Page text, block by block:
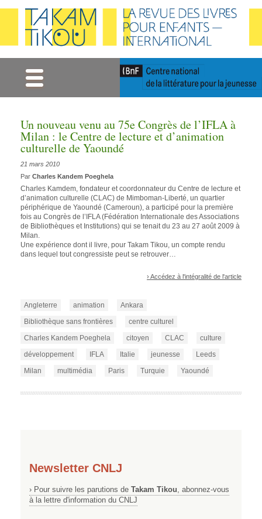
Un nouveau venu au 75e Congrès de l’IFLA à
Milan : le Centre de lecture et d’animation
culturelle de Yaoundé
21 mars 2010
Par Charles Kandem Poeghela
Charles Kamdem, fondateur et coordonnateur du Centre de lecture et
d’animation culturelle (CLAC) de Mimboman-Liberté, un quartier
périphérique de Yaoundé (Cameroun), a participé pour la première
fois au Congrès de l’IFLA (Fédération Internationale des Associations
de Bibliothèques et Institutions) qui se tenait du 23 au 27 août 2009 à
Milan.
Une expérience dont il livre, pour Takam Tikou, un compte rendu
dans lequel tout congressiste peut se retrouver…
› Accédez à l'intégralité de l'article
Angleterre animation
Ankara
Bibliothèque sans frontières
centre culturel
Charles Kandem Poeghela
citoyen CLAC
culture
développement
IFLA Italie jeunesse
Leeds
Milan
multimédia Paris Turquie Yaoundé
Newsletter CNLJ
› Pour suivre les parutions de Takam Tikou, abonnez-vous
à la lettre d'information du CNLJ